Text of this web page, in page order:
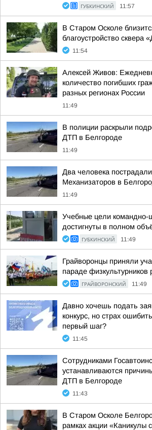
ГУБКИНСКИЙ 11:57
В Старом Осколе
благоустройство сквера
11:54
Алексей Живов:
количество погибших
разных регионах России
11:49
В полиции раскрыли
ДТП в Белгороде
11:49
Два человека
Механизаторов в
11:49
Учебные цели командно-
достигнуты в полном
ГУБКИНСКИЙ 11:49
Грайворонцы приняли
параде физкультурников
ГРАЙВОРОНСКИЙ 11:49
Давно хочешь подать
конкурс, но страх
первый шаг?
11:45
Сотрудниками
устанавливаются
ДТП в Белгороде
11:43
В Старом Осколе
рамках акции «Каникулы